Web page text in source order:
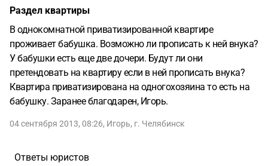
Раздел квартиры
В однокомнатной приватизированной квартире
проживает бабушка. Возможно ли прописать к ней внука?
У бабушки есть еще две дочери. Будут ли они
претендовать на квартиру если в ней прописать внука?
Квартира приватизирована на одногохозяина то есть на
бабушку. Заранее благодарен, Игорь.
04 сентября 2013, 08:26, Игорь, г. Челябинск
Ответы юристов